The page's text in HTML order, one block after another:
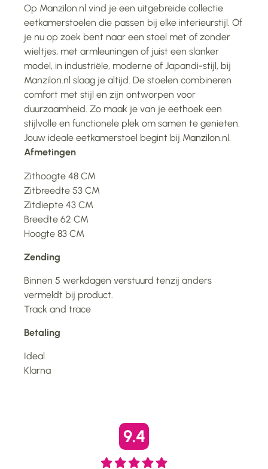
Op Manzilon.nl vind je een uitgebreide collectie
eetkamerstoelen die passen bij elke interieurstijl. Of
je nu op zoek bent naar een stoel met of zonder
wieltjes, met armleuningen of juist een slanker
model, in industriële, moderne of Japandi-stijl, bij
Manzilon.nl slaag je altijd. De stoelen combineren
comfort met stijl en zijn ontworpen voor
duurzaamheid. Zo maak je van je eethoek een
stijlvolle en functionele plek om samen te genieten.
Jouw ideale eetkamerstoel begint bij Manzilon.nl.
Afmetingen
Zithoogte 48 CM
Zitbreedte 53 CM
Zitdiepte 43 CM
Breedte 62 CM
Hoogte 83 CM
Zending
Binnen 5 werkdagen verstuurd tenzij anders
vermeldt bij product.
Track and trace
Betaling
Ideal
Klarna
9.4